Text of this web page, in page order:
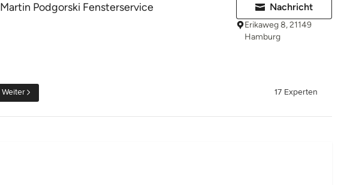
Martin Podgorski Fensterservice Nachricht
Erikaweg 8, 21149
Hamburg
Weiter 17 Experten